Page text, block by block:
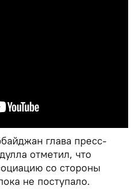
глава пресс-
отметил, что
со стороны
не поступало.